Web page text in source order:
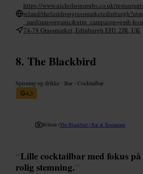
https://www.nicholsonspubs.co.uk/
reland/
_medium=organic&utm_campaign=gmb-
74-78 Grassmarket, Edinburgh EH1 2JR, UK
The Blackbird
Spisning og drikke • Bar •Cocktailbar
4,3
Billede /The Blackbird | Bar & Restaurant
“Lille cocktailbar med fokus
rolig stemning.”